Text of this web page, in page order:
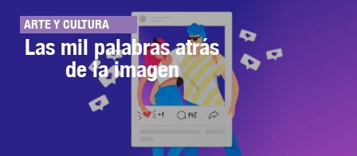
ARTE Y CULTURA
Las mil palabras atrás
de la imagen